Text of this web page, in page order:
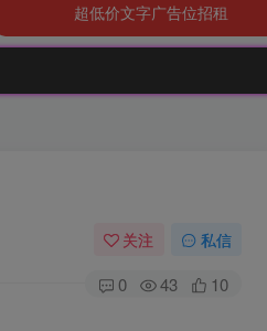
超低价文字广告位招租
关注 私信
0 43 10